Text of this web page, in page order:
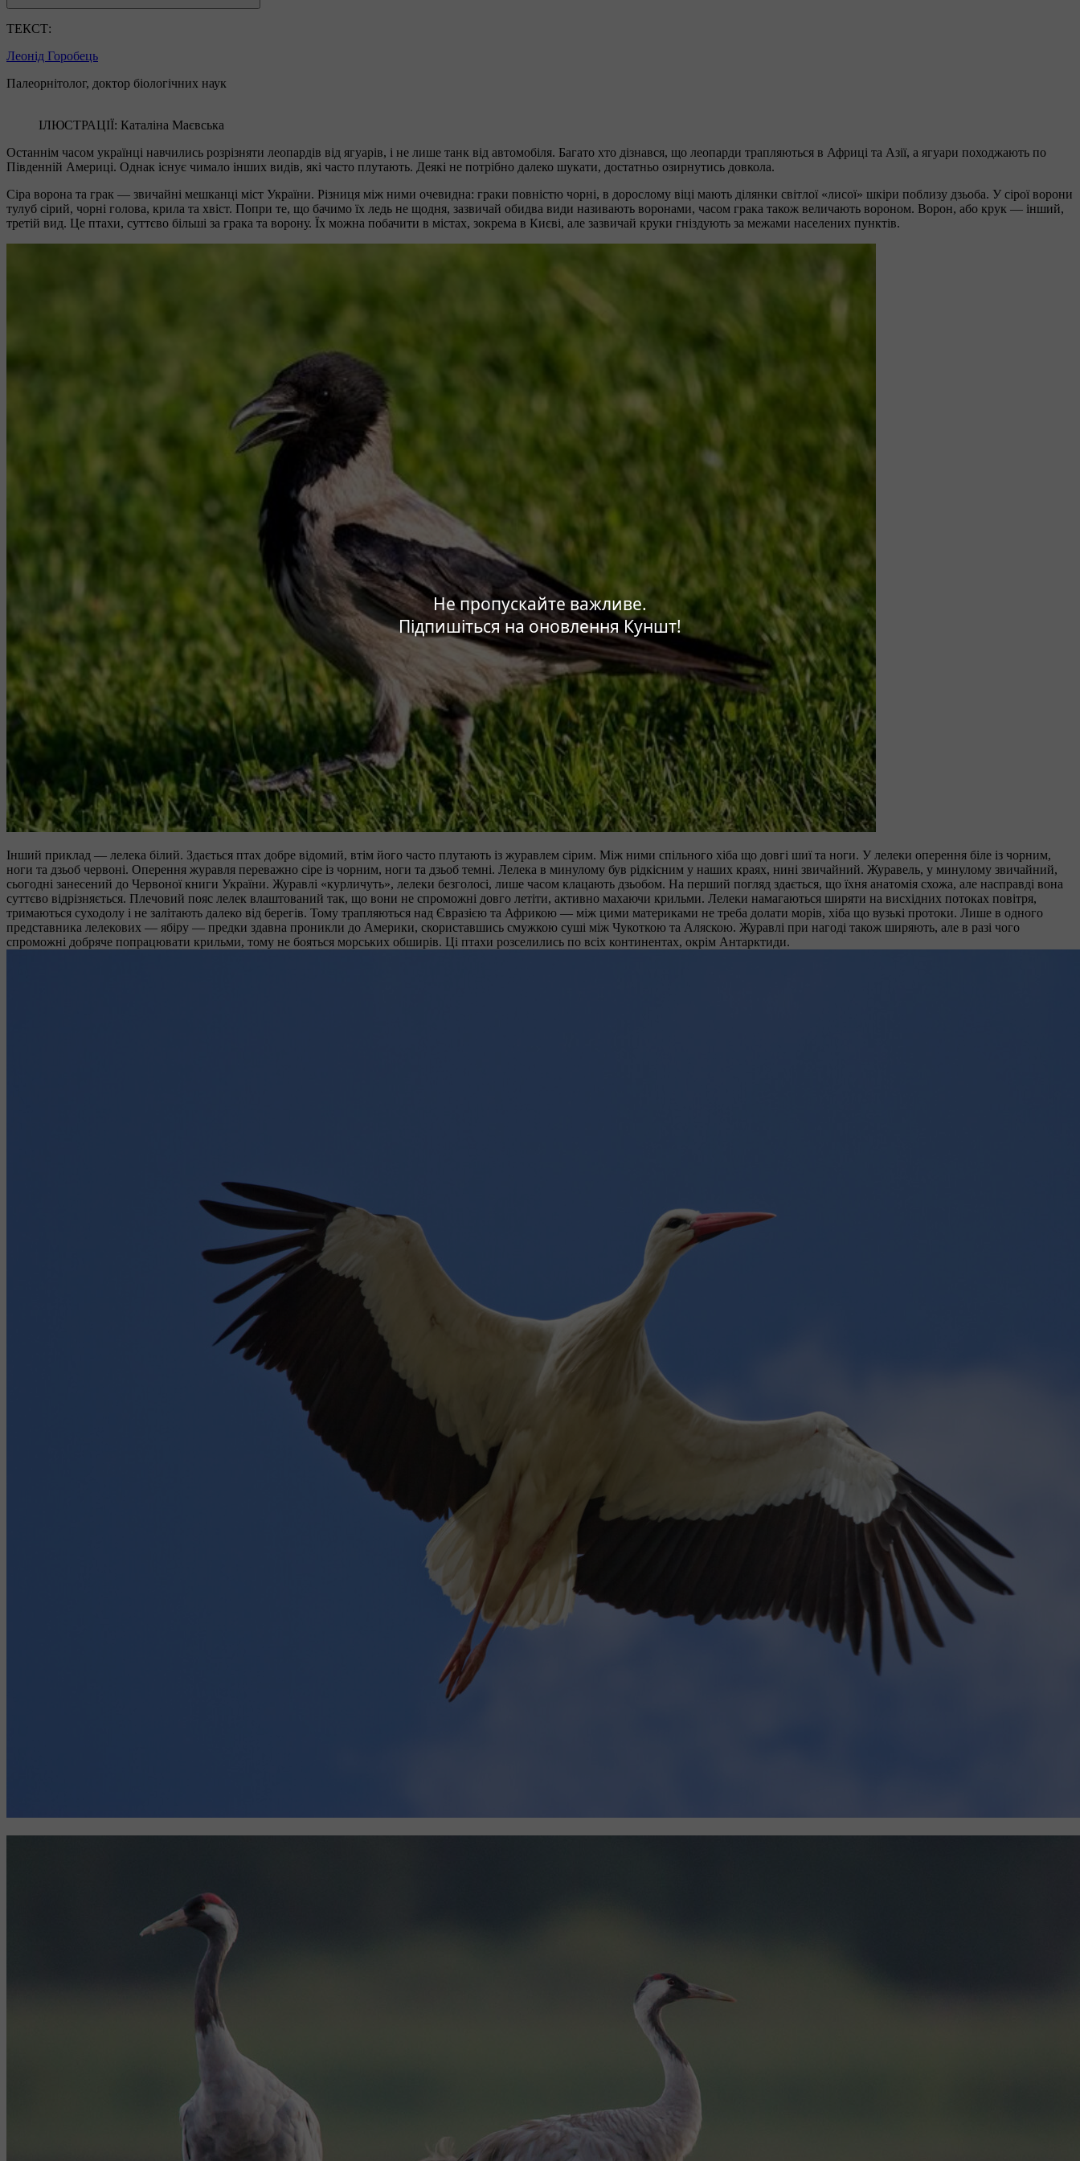
Не пропускайте важливе.
Підпишіться на оновлення Куншт!
ТЕКСТ:
Леонід Горобець
Палеорнітолог, доктор біологічних наук
ІЛЮСТРАЦІЇ: Каталіна Маєвська
Останнім часом українці навчились розрізняти леопардів від ягуарів, і не лише танк від автомобіля. Багато хто дізнався, що леопарди трапляються в Африці та Азії, а ягуари походжають по
Південній Америці. Однак існує чимало інших видів, які часто плутають. Деякі не потрібно далеко шукати, достатньо озирнутись довкола.
Сіра ворона та грак — звичайні мешканці міст України. Різниця між ними очевидна: граки повністю чорні, в дорослому віці мають ділянки світлої «лисої» шкіри поблизу дзьоба. У сірої ворони
тулуб сірий, чорні голова, крила та хвіст. Попри те, що бачимо їх ледь не щодня, зазвичай обидва види називають воронами, часом грака також величають вороном. Ворон, або крук — інший,
третій вид. Це птахи, суттєво більші за грака та ворону. Їх можна побачити в містах, зокрема в Києві, але зазвичай круки гніздують за межами населених пунктів.
Інший приклад — лелека білий. Здається птах добре відомий, втім його часто плутають із журавлем сірим. Між ними спільного хіба що довгі шиї та ноги. У лелеки оперення біле із чорним,
ноги та дзьоб червоні. Оперення журавля переважно сіре із чорним, ноги та дзьоб темні. Лелека в минулому був рідкісним у наших краях, нині звичайний. Журавель, у минулому звичайний,
сьогодні занесений до Червоної книги України. Журавлі «курличуть», лелеки безголосі, лише часом клацають дзьобом. На перший погляд здається, що їхня анатомія схожа, але насправді вона
суттєво відрізняється. Плечовий пояс лелек влаштований так, що вони не спроможні довго летіти, активно махаючи крильми. Лелеки намагаються ширяти на висхідних потоках повітря,
тримаються суходолу і не залітають далеко від берегів. Тому трапляються над Євразією та Африкою — між цими материками не треба долати морів, хіба що вузькі протоки. Лише в одного
представника лелекових — ябіру — предки здавна проникли до Америки, скориставшись смужкою суші між Чукоткою та Аляскою. Журавлі при нагоді також ширяють, але в разі чого
спроможні добряче попрацювати крильми, тому не бояться морських обширів. Ці птахи розселились по всіх континентах, окрім Антарктиди.